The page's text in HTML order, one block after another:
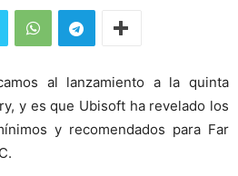
al lanzamiento a la quinta
y es que Ubisoft ha revelado los
y recomendados para Far